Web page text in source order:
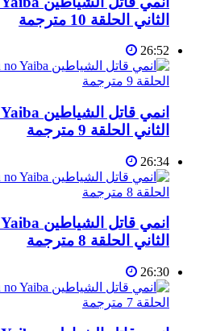
الثاني الحلقة 10 مترجمة
26:52
الثاني الحلقة 9 مترجمة
26:34
الثاني الحلقة 8 مترجمة
26:30